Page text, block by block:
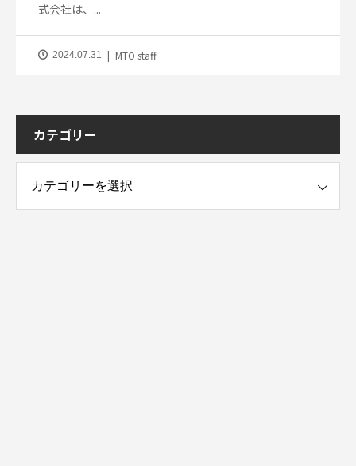
式会社は、...
2024.07.31 MTO staff
カテゴリー